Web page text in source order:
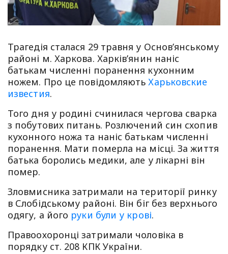
Трагедія сталася 29 травня у Основ’янському
районі м. Харкова. Харків’янин наніс
батькам численні поранення кухонним
ножем. Про це повідомляютьХарьковские
известия.
Того дня у родині счинилася чергова сварка
з побутових питань. Розлючений син схопив
кухонного ножа та наніс батькам численні
поранення. Мати померла на місці. За життя
батька боролись медики, але у лікарні він
помер.
Зловмисника затримали на території ринку
в Слобідському районі. Він біг без верхнього
одягу, а його руки були у крові.
Правоохоронці затримали чоловіка в
порядку ст. 208 КПК України.